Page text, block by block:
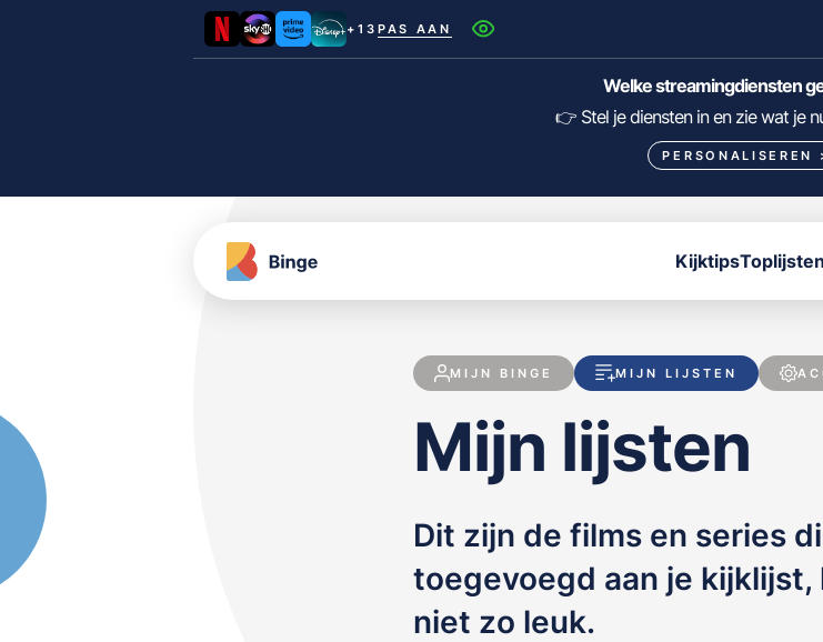
+13 PAS AAN
Netflix SkyShowtime
HBO Max
ALLES/NIETS SELECTEREN
Welke streamingdiensten
👉 Stel je diensten in en zie wat je
PERSONALISEREN
KijktipsToplijsten
MIJN BINGE MIJN LIJSTEN
Mijn lijsten
Dit zijn de films en series
toegevoegd aan je
niet zo leuk.